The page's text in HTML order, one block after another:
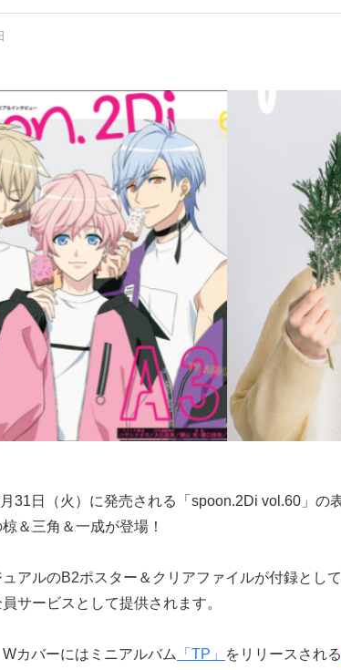
31日（火）に発売される「spoon.2Di vol.60」の
＆三角＆一成が登場！
アルのB2ポスター＆クリアファイルが付録とし
サービスとして提供されます。
カバーにはミニアルバム 「TP」 をリリースされる